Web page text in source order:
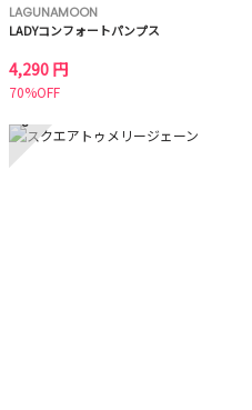
LAGUNAMOON
LADYコンフォートパンプス
4,290 円
70%OFF
8